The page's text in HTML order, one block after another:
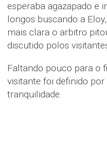
esperaba agazapado e
longos buscando a
mais clara o arbitro
discutido polos
Faltando pouco para o
visitante foi definido
tranquilidade.